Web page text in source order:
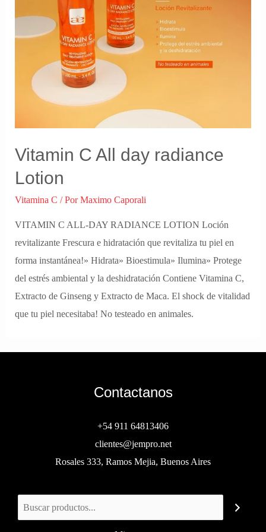
Vitamin C All day radiance
Lotion
Vitamina C / PorMaximo Caporali
VITAMIN C ALL-DAY RADIANCE LOTION Loción
revitalizante Frescura e hidratación que revitaliza tu piel en
forma instantánea!» Hidrata» Bioestimula» Ilumina» Protege
del estrés ambiental y la deshidratación Contiene Vitamina C,
Extracto de Ginseng y Extracto de Maca. El shock de vitalidad
que tu piel necesitaba! No testeado en animales.
Contactanos
+54 911 64813406
clientes@jempro.net
Rosales 333, Ramos Mejia, Buenos Aires